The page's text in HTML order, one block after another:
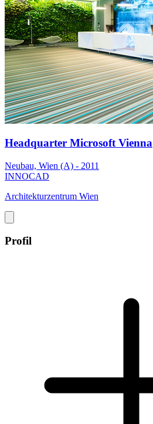
Headquarter Microsoft Vienna
Neubau, Wien (A) - 2011
INNOCAD
Architekturzentrum Wien
Profil